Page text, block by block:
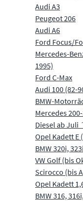
Audi A3
Peugeot 206
Audi A6
Ford Focus/
Mercedes-
1995)
Ford C-Max
Audi 100 (82-
BMW-
Mercedes
Diesel ab Juli
Opel Kadett E
BMW 320i,
VW Golf (bis
Scirocco (bis
Opel Kadett
BMW 316,